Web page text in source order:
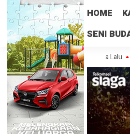
HOME
SENI
dari Kejayaan Masa Lalu